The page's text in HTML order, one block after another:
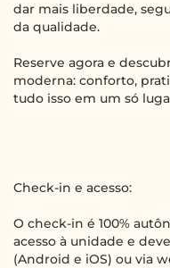
dar mais liberdade,
da qualidade.
Reserve agora e
moderna: conforto,
tudo isso em um só
Check-in e acesso:
O check-in é 100%
acesso à unidade e
(Android e iOS) ou via